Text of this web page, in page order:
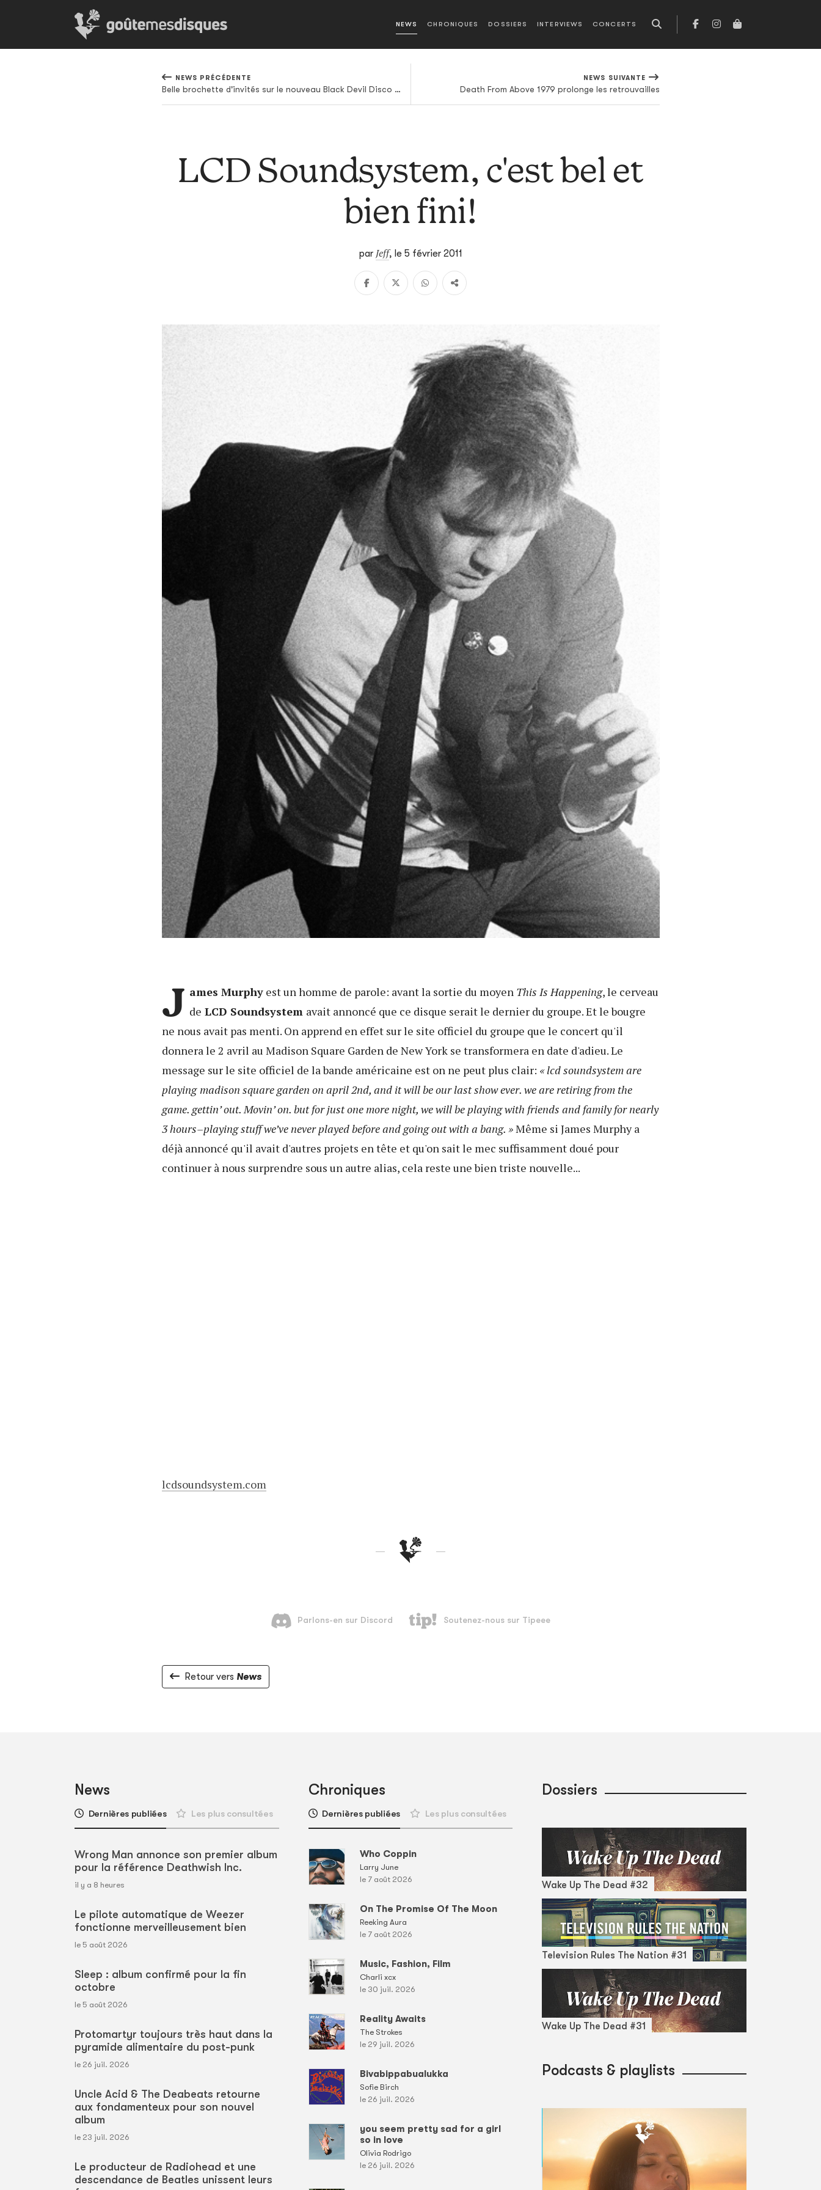
NEWS CHRONIQUES DOSSIERS INTERVIEWS CONCERTS
NEWS PRÉCÉDENTE
Belle brochette d'invités sur le nouveau Black Devil Disco Club
NEWS SUIVANTE
Death From Above 1979 prolonge les retrouvailles
LCD Soundsystem, c'est bel et
bien fini!
par Jeff, le 5 février 2011
J ames Murphyest un homme de parole: avant la sortie du moyen This Is Happening, le cerveau
de LCD Soundsystem avait annoncé que ce disque serait le dernier du groupe. Et le bougre
ne nous avait pas menti. On apprend en effet sur le site officiel du groupe que le concert qu'il
donnera le 2 avril au Madison Square Garden de New York se transformera en date d'adieu. Le
message sur le site officiel de la bande américaine est on ne peut plus clair: « lcd soundsystem are
playing madison square garden on april 2nd, and it will be our last show ever. we are retiring from the
game. gettin’ out. Movin’ on. but for just one more night, we will be playing with friends and family for nearly
3 hours–playing stuff we’ve never played before and going out with a bang. »Même si James Murphy a
déjà annoncé qu'il avait d'autres projets en tête et qu'on sait le mec suffisamment doué pour
continuer à nous surprendre sous un autre alias, cela reste une bien triste nouvelle...
lcdsoundsystem.com
Retour vers News
News
Dernières publiées Les plus consultées
Wrong Man annonce son premier album
pour la référence Deathwish Inc.
il y a 8 heures
Le pilote automatique de Weezer
fonctionne merveilleusement bien
le 5 août 2026
Sleep : album confirmé pour la fin
octobre
le 5 août 2026
Protomartyr toujours très haut dans la
pyramide alimentaire du post-punk
le 26 juil. 2026
Uncle Acid & The Deabeats retourne
aux fondamenteux pour son nouvel
album
le 23 juil. 2026
Le producteur de Radiohead et une
descendance de Beatles unissent leurs
Chroniques
Dernières publiées Les plus consultées
Who Coppin
Larry June
le 7 août 2026
On The Promise Of The Moon
Reeking Aura
le 7 août 2026
Music, Fashion, Film
Charli xcx
le 30 juil. 2026
Reality Awaits
The Strokes
le 29 juil. 2026
Bivabippabualukka
Sofie Birch
le 26 juil. 2026
you seem pretty sad for a girl
so in love
Olivia Rodrigo
le 26 juil. 2026
Dossiers
Wake Up The Dead #32
Television Rules The Nation #31
Wake Up The Dead #31
Podcasts & playlists